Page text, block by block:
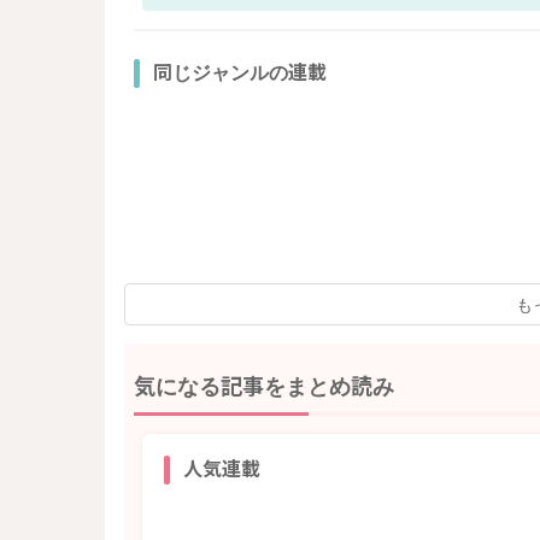
同じジャンルの連載
も
気になる記事をまとめ読み
人気連載